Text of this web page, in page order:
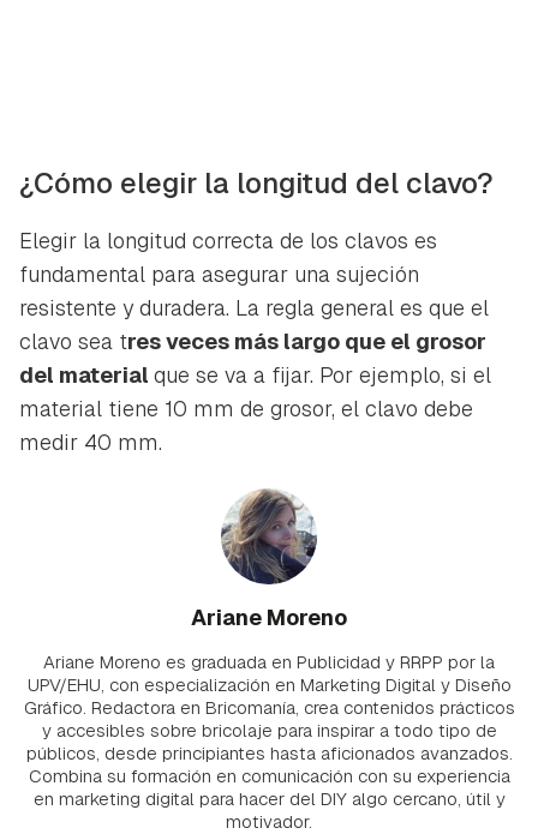
¿Cómo elegir la longitud del clavo?
Elegir la longitud correcta de los clavos es
fundamental para asegurar una sujeción
resistente y duradera. La regla general es que el
clavo sea tres veces más largo que el grosor
del material que se va a fijar. Por ejemplo, si el
material tiene 10 mm de grosor, el clavo debe
medir 40 mm.
Ariane Moreno
Ariane Moreno es graduada en Publicidad y RRPP por la
UPV/EHU, con especialización en Marketing Digital y Diseño
Gráfico. Redactora en Bricomanía, crea contenidos prácticos
y accesibles sobre bricolaje para inspirar a todo tipo de
públicos, desde principiantes hasta aficionados avanzados.
Combina su formación en comunicación con su experiencia
en marketing digital para hacer del DIY algo cercano, útil y
motivador.